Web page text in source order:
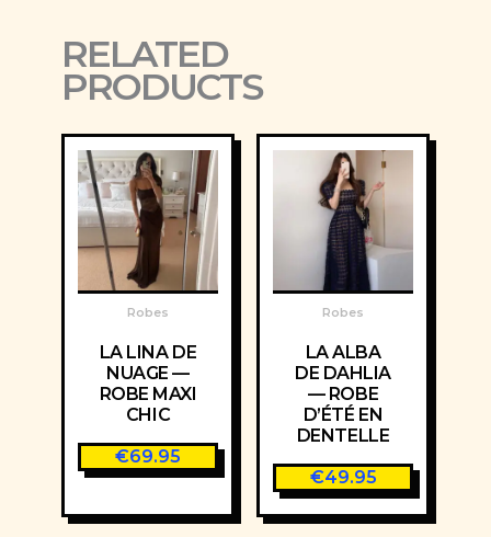
RELATED
PRODUCTS
Robes
LA LINA DE
NUAGE —
ROBE MAXI
CHIC
€69.95
Robes
LA ALBA
DE DAHLIA
— ROBE
D’ÉTÉ EN
DENTELLE
€49.95